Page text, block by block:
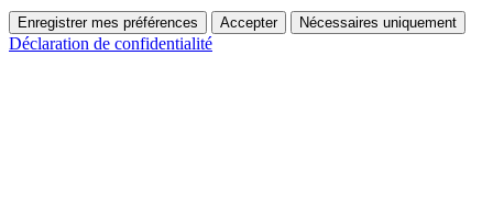
Enregistrer mes préférences Accepter Nécessaires uniquement
Déclaration de confidentialité